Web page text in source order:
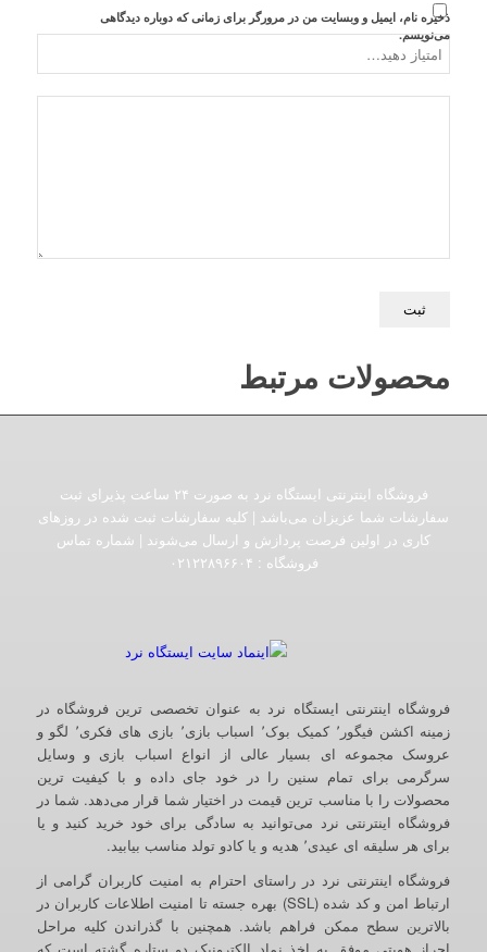
ذخیره نام، ایمیل و وبسایت من در مرورگر برای زمانی که دوباره دیدگاهی
می‌نویسم.
محصولات مرتبط
فروشگاه اینترنتی ایستگاه نرد به صورت ۲۴ ساعت پذیرای ثبت
سفارشات شما عزیزان می‌باشد | کلیه سفارشات ثبت شده در روزهای
کاری در اولین فرصت پردازش و ارسال می‌شوند | شماره تماس
فروشگاه :‌ ۰۲۱۲۲۸۹۶۶۰۴
فروشگاه اینترنتی ایستگاه نرد به عنوان تخصصی ترین فروشگاه در
زمینه اکشن فیگور٬ کمیک بوک٬ اسباب بازی٬ بازی های فکری٬ لگو و
عروسک مجموعه ای بسیار عالی از انواع اسباب بازی و وسایل
سرگرمی برای تمام سنین را در خود جای داده و با کیفیت ترین
محصولات را با مناسب ترین قیمت در اختیار شما قرار می‌دهد. شما در
فروشگاه اینترنتی نرد می‌توانید به سادگی برای خود خرید کنید و یا
برای هر سلیقه ای عیدی٬ هدیه و یا کادو تولد مناسب بیابید.
فروشگاه اینترنتی نرد در راستای احترام به امنیت کاربران گرامی از
ارتباط امن و کد شده (SSL) بهره جسته تا امنیت اطلاعات کاربران در
بالاترین سطح ممکن فراهم باشد. همچنین با گذراندن کلیه مراحل